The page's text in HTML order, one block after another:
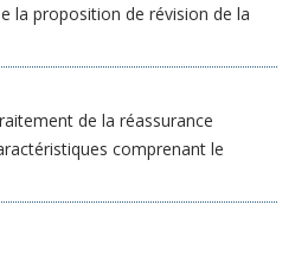
la proposition de révision de la
de la réassurance
comprenant le